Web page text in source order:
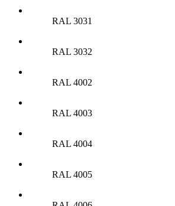
RAL 3031
RAL 3032
RAL 4002
RAL 4003
RAL 4004
RAL 4005